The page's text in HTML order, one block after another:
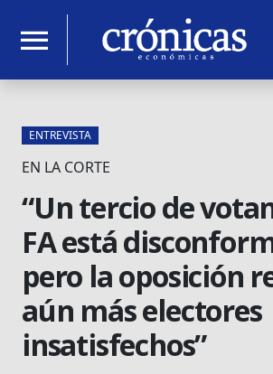
menu
ENTREVISTA
EN LA CORTE
“Un tercio de
FA está
pero la oposición
aún más electores
insatisfechos”